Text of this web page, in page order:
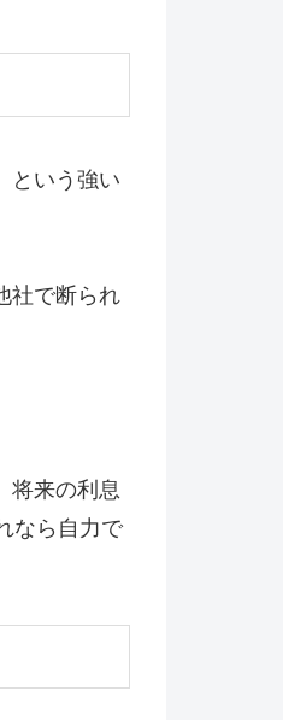
という強い
社で断られ
将来の利息
なら自力で